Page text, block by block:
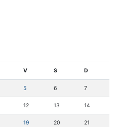
V S D
5 6 7
12 13 14
19 20 21